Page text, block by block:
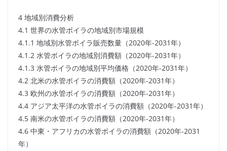
4 地域別消費分析
4.1 世界の水管ボイラの地域別市場規模
4.1.1 地域別水管ボイラ販売数量（2020年-2031年）
4.1.2 水管ボイラの地域別消費額（2020年-2031年）
4.1.3 水管ボイラの地域別平均価格（2020年-2031年）
4.2 北米の水管ボイラの消費額（2020年-2031年）
4.3 欧州の水管ボイラの消費額（2020年-2031年）
4.4 アジア太平洋の水管ボイラの消費額（2020年-2031年）
4.5 南米の水管ボイラの消費額（2020年-2031年）
4.6 中東・アフリカの水管ボイラの消費額（2020年-2031
年）